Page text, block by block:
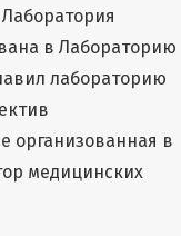
Лаборатория
в Лабораторию
лабораторию
организованная в
медицинских